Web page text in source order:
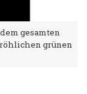
gesamten
grünen